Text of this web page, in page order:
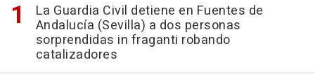
La Guardia Civil detiene en Fuentes de
Andalucía (Sevilla) a dos personas
sorprendidas in fraganti robando
catalizadores